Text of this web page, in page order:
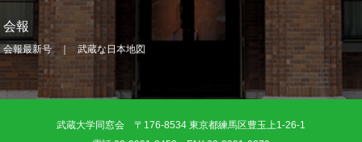
会報
会報最新号 武蔵な日本地図
武蔵大学同窓会 〒176-8534 東京都練馬区豊玉上1-26-1